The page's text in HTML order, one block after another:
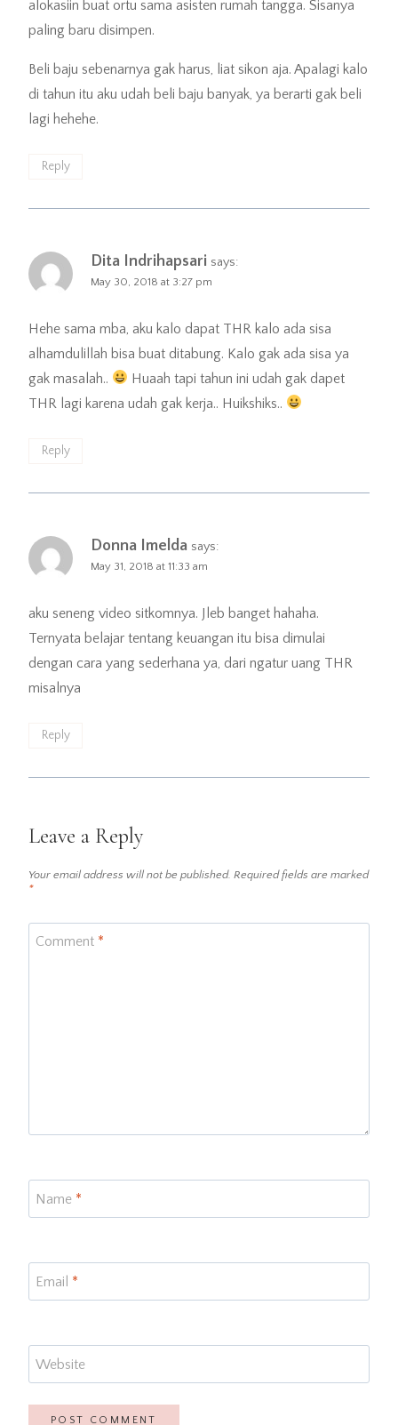
alokasiin buat ortu sama asisten rumah tangga. Sisanya
paling baru disimpen.
Beli baju sebenarnya gak harus, liat sikon aja. Apalagi kalo
di tahun itu aku udah beli baju banyak, ya berarti gak beli
lagi hehehe.
Reply
Dita Indrihapsari says:
May 30, 2018 at 3:27 pm
Hehe sama mba, aku kalo dapat THR kalo ada sisa
alhamdulillah bisa buat ditabung. Kalo gak ada sisa ya
gak masalah..
Huaah tapi tahun ini udah gak dapet
THR lagi karena udah gak kerja.. Huikshiks..
Reply
Donna Imelda says:
May 31, 2018 at 11:33 am
aku seneng video sitkomnya. Jleb banget hahaha.
Ternyata belajar tentang keuangan itu bisa dimulai
dengan cara yang sederhana ya, dari ngatur uang THR
misalnya
Reply
Leave a Reply
Your email address will not be published. Required fields are marked
*
Comment *
Name *
Email *
Website